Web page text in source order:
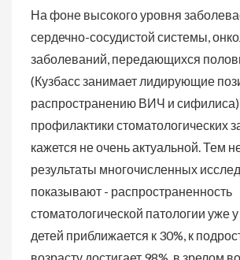
На фоне высокого уровня
сердечно-сосудистой системы,
заболеваний, передающихся
(Кузбасс занимает лидирующие
распространению ВИЧ и
профилактики стоматологических
кажется не очень актуальной. Тем
результаты многочисленных
показывают - распространенность
стоматологической патологии уже
детей приближается к 30%, к